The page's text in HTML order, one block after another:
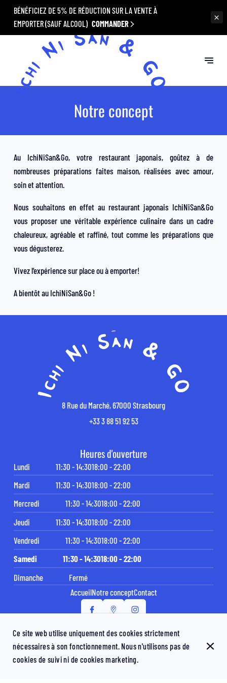
BÉNÉFICIEZ DE 5% DE RÉDUCTION SUR LA VENTE À
EMPORTER (SAUF ALCOOL) COMMANDER
Notre concept
Au IchiNiSan&Go, votre restaurant japonais, goûtez à de
nombreuses préparations faites maison, réalisées avec amour,
soin et attention.
Nous souhaitons en effet au restaurant japonais IchiNiSan&Go
vous proposer une véritable expérience culinaire dans un cadre
chaleureux, agréable et raffiné, tout comme les préparations que
vous dégusterez.
Vivez l’expérience sur place ou à emporter!
A bientôt au IchiNiSan&Go !
8 Rue du Marché, 67000 Strasbourg
+33 3 88 51 92 53
Heures d'ouverture
Lundi 11:30 - 14:3018:00 - 22:00
Mardi
11:30 - 14:3018:00 - 22:00
Mercredi
11:30 - 14:3018:00 - 22:00
Jeudi
11:30 - 14:3018:00 - 22:00
Vendredi
11:30 - 14:3018:00 - 22:00
Samedi
11:30 - 14:3018:00 - 22:00
Dimanche
Fermé
AccueilNotre conceptContact
© IchiNiSan&GO 2026
Mentions légales Protection des donnéesParamètres des cookies
Ce site web utilise uniquement des cookies strictement
nécessaires à son fonctionnement. Nous n'utilisons pas de
cookies de suivi ni de cookies marketing.